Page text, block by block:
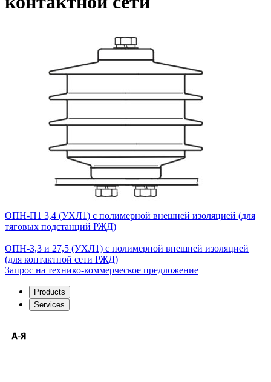
ОПН-П1 3,4 (УХЛ1) с полимерной внешней изоляцией (для
тяговых подстанций РЖД)
ОПН-3,3 и 27,5 (УХЛ1) с полимерной внешней изоляцией
(для контактной сети РЖД)
Запрос на технико-коммерческое предложение
Products
Services